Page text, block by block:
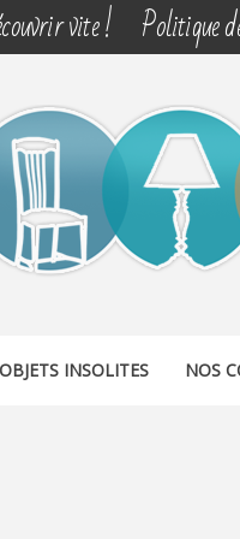
vite ! Politique
OBJETS INSOLITES NOS